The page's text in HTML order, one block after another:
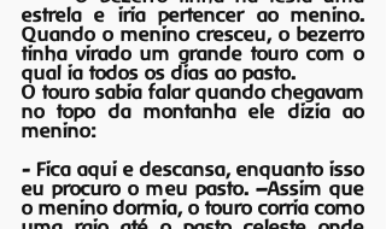
estrela e iria pertencer ao menino.
Quando o menino cresceu, o bezerro
tinha virado um grande touro com o
qual ia todos os dias ao pasto.
O touro sabia falar quando chegavam
no topo da montanha ele dizia ao
menino:
- Fica aqui e descansa, enquanto isso
eu procuro o meu pasto. –Assim que
o menino dormia, o touro corria como